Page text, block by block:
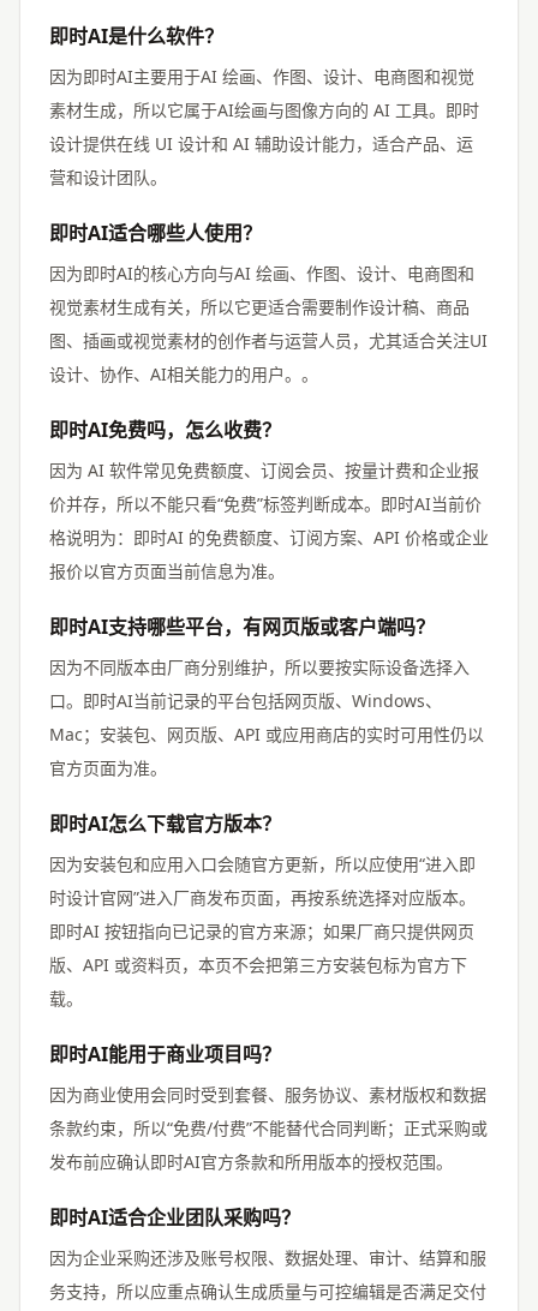
即时AI是什么软件？
因为即时AI主要用于AI 绘画、作图、设计、电商图和视觉
素材生成，所以它属于AI绘画与图像方向的 AI 工具。即时
设计提供在线 UI 设计和 AI 辅助设计能力，适合产品、运
营和设计团队。
即时AI适合哪些人使用？
因为即时AI的核心方向与AI 绘画、作图、设计、电商图和
视觉素材生成有关，所以它更适合需要制作设计稿、商品
图、插画或视觉素材的创作者与运营人员，尤其适合关注UI
设计、协作、AI相关能力的用户。。
即时AI免费吗，怎么收费？
因为 AI 软件常见免费额度、订阅会员、按量计费和企业报
价并存，所以不能只看“免费”标签判断成本。即时AI当前价
格说明为：即时AI 的免费额度、订阅方案、API 价格或企业
报价以官方页面当前信息为准。
即时AI支持哪些平台，有网页版或客户端吗？
因为不同版本由厂商分别维护，所以要按实际设备选择入
口。即时AI当前记录的平台包括网页版、Windows、
Mac；安装包、网页版、API 或应用商店的实时可用性仍以
官方页面为准。
即时AI怎么下载官方版本？
因为安装包和应用入口会随官方更新，所以应使用“进入即
时设计官网”进入厂商发布页面，再按系统选择对应版本。
即时AI 按钮指向已记录的官方来源；如果厂商只提供网页
版、API 或资料页，本页不会把第三方安装包标为官方下
载。
即时AI能用于商业项目吗？
因为商业使用会同时受到套餐、服务协议、素材版权和数据
条款约束，所以“免费/付费”不能替代合同判断；正式采购或
发布前应确认即时AI官方条款和所用版本的授权范围。
即时AI适合企业团队采购吗？
因为企业采购还涉及账号权限、数据处理、审计、结算和服
务支持，所以应重点确认生成质量与可控编辑是否满足交付